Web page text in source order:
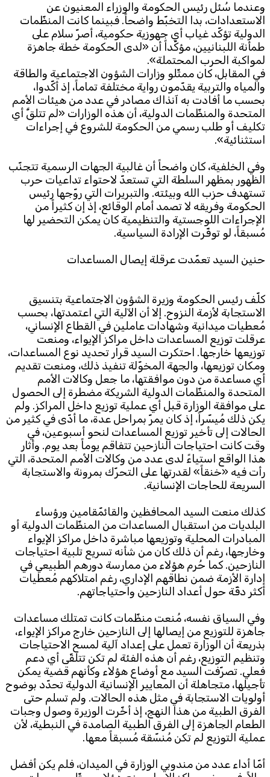
وعندما سُئل رئيس الحكومة والوزراء المعنيون عن
الاستعدادات، بدا التخبّط واضحاً. فبينما كانت المنظّمات
الدولية تؤكّد غياب أي جهوزية حكومية، أصرّ سلام على
طمأنة اللبنانيين، مؤكّداً أن «لدى الحكومة خطة جاهزة
لمواكبة الحرب المحتملة».
في المقابل، كان ممثّلو وزارات الشؤون الاجتماعية والطاقة
والمياه والتربية يقدّمون رواية مختلفة تماماً، إذ أكّدوا،
بحسب ما أفادت به آنذاك مصادر في عدد من هيئات الأمم
المتحدة والمنظّمات الدولية، أن هذه الوزارات «لم تتلقَّ أي
تكليف أو طلب رسمي من الحكومة للشروع في إجراءات
استثنائية».
وفي الخلفية، كان واضحاً أن غالبية الجهات الرسمية تتجنّب
الظهور بمظهر السلطة التي تستعدّ لاحتواء تداعيات حرب
تستهدف حزب الله وبيئته. والتبريرات التي روّجها رئيس
الحكومة وفريقه لا تصمد أمام الوقائع، إذ إن كثيراً من
الإجراءات اللوجستية والتنظيمية كان يمكن التحضير لها
مُسبقاً، لو توفّرت الإرادة السياسية.
حنين السيد تعمّدت عرقلة إيصال المساعدات
كلّف رئيس الحكومة وزيرة الشؤون الاجتماعية بتنسيق
الاستجابة لأزمة النزوح. إلا أن الآلية التي اعتمدتها، بحسب
مُعطيات ميدانية وشهادات عاملين في القطاع الإنساني،
عرقلت توزيع المساعدات داخل مراكز الإيواء، ومنعت
توزيعها خارجها. احتكرت السيد قرار تحديد نوع المساعدات،
ومكان توزيعها، والجهة المخوّلة تنفيذ ذلك، ومنعت تقديم
أي مساعدة من دون موافقتها، ما جعل وكالات الأمم
المتحدة والمنظّمات الدولية الشريكة مضطرة إلى الحصول
على موافقة الوزارة قبل أي عملية توزيع داخل المراكز. ولم
يكن ذلك مُيسّراً، إذ كان يمرّ بمراحل عدة، ما أدّى في كثير من
الحالات إلى تأخير توزيع المساعدات لنحو أسبوعين، في
وقت كانت احتياجات النازحين تتفاقم يوماً بعد يوم. وأثار
هذا الواقع استياءً لدى عدد من وكالات الأمم المتحدة، التي
رأت فيه «خنقاً» لقدرتها على التحرّك بمرونة والاستجابة
السريعة للحاجات الإنسانية.
كذلك منعت السيد المحافظين والقائمّقامين ورؤساء
البلديات من استقبال المساعدات من المنظّمات الدولية أو
المبادرات المحلية وتوزيعها مباشرة داخل مراكز الإيواء
وخارجها، رغم أن ذلك كان من شأنه تسريع تلبية احتياجات
النازحين. كما حُرم هؤلاء من ممارسة دورهم الطبيعي في
إدارة الأزمة ضمن نطاقهم الإداري، رغم امتلاكهم مُعطيات
أكثر دقّة حول أعداد النازحين واحتياجاتهم.
وفي السياق نفسه، مُنعت منظّمات كانت تمتلك مساعدات
جاهزة للتوزيع من إيصالها إلى النازحين خارج مراكز الإيواء،
بذريعة أن الوزارة تعمل على إعداد آلية لمسح الاحتياجات
وتنظيم التوزيع، رغم أن هذه الفئة لم تكن تتلقّى أي دعم
فعلي. تصرّفت السيد مع أوضاع هؤلاء وكأنهم قضية يمكن
تأجيلها، متجاهلة أن المعايير الإنسانية الدولية تحدّد بوضوح
أولويات الاستجابة في مثل هذه الحالات. ولم تسلم حتى
الفرق الطبية من هذا النهج، إذ أخّرت الوزيرة وصول وجبات
الطعام الجاهزة إلى الفرق الطبية الصامدة في النبطية، لأن
عملية التوزيع لم تكن مُنسّقة مُسبقاً معها.
أمّا أداء عدد من مندوبي الوزارة في الميدان، فلم يكن أفضل